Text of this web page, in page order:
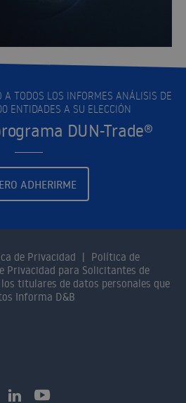
A TODOS LOS INFORMES ANÁLISIS DE
ENTIDADES A SU ELECCIÓN
DUN-Trade®
ADHERIRME
de Privacidad
Política de
Privacidad para Solicitantes de
titulares de datos personales que
Informa D&B